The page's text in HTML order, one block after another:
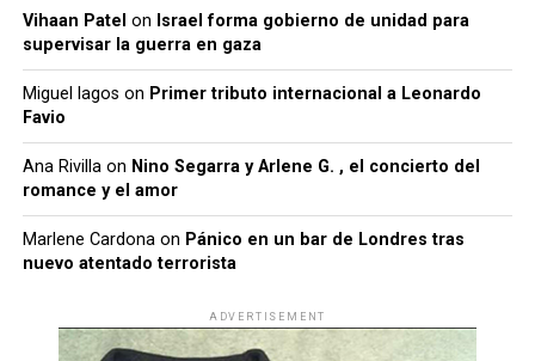
Vihaan Patel on Israel forma gobierno de unidad para
supervisar la guerra en gaza
Miguel lagos on Primer tributo internacional a Leonardo
Favio
Ana Rivillaon Nino Segarra y Arlene G. , el concierto del
romance y el amor
Marlene Cardonaon Pánico en un bar de Londres tras
nuevo atentado terrorista
ADVERTISEMENT